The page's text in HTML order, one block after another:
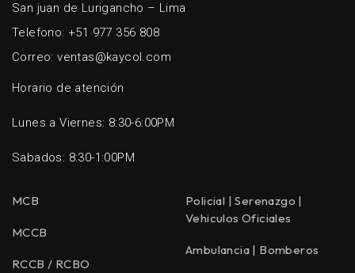
San juan de Lurigancho – Lima
Telefono: +51 977 356 808
Correo: ventas@kaycol.com
Horario de atención
Lunes a Viernes: 8:30-6:00PM
Sabados: 8:30-1:00PM
MCB
MCCB
RCCB / RCBO
Policial | Serenazgo |
Vehiculos Oficiales
Ambulancia | Bomberos